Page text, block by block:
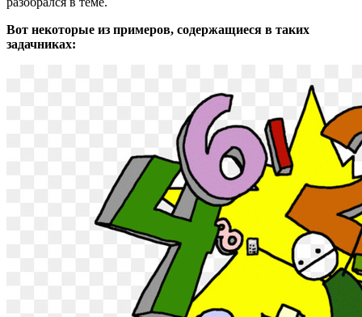
Вот некоторые из примеров, содержащиеся в таких
задачниках: